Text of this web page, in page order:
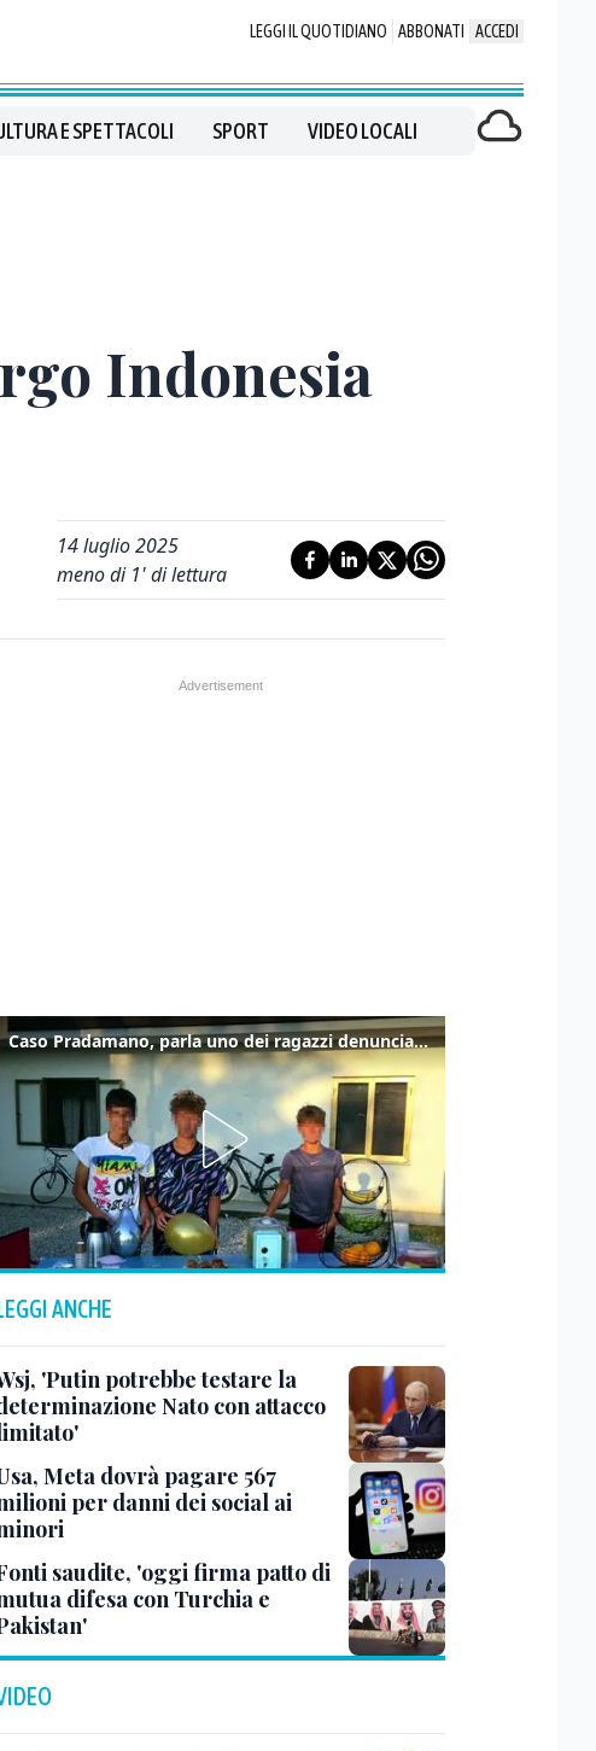
LEGGI IL QUOTIDIANO ABBONATI ACCEDI
E SPETTACOLI SPORT VIDEO LOCALI
Indonesia
14 luglio 2025
meno di 1' di lettura
Caso Pradamano, parla uno dei ragazzi denunciati per la limonata: "Volevo anche aiutare i miei"
ANCHE
'Putin potrebbe testare la
Nato con attacco
Meta dovrà pagare 567
per danni dei social ai
saudite, 'oggi firma patto di
difesa con Turchia e